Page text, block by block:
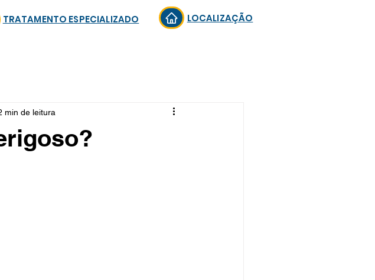
TRATAMENTO ESPECIALIZADO LOCALIZAÇÃO
min de leitura